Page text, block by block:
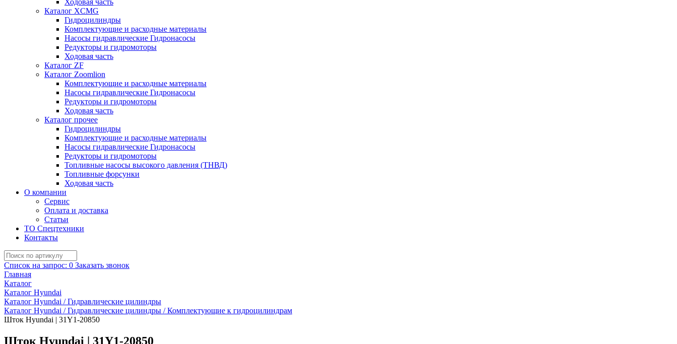
Ходовая часть
Каталог XCMG
Гидроцилиндры
Комплектующие и расходные материалы
Насосы гидравлические Гидронасосы
Редукторы и гидромоторы
Ходовая часть
Каталог ZF
Каталог Zoomlion
Комплектующие и расходные материалы
Насосы гидравлические Гидронасосы
Редукторы и гидромоторы
Ходовая часть
Каталог прочее
Гидроцилиндры
Комплектующие и расходные материалы
Насосы гидравлические Гидронасосы
Редукторы и гидромоторы
Топливные насосы высокого давления (ТНВД)
Топливные форсунки
Ходовая часть
О компании
Сервис
Оплата и доставка
Статьи
ТО Спецтехники
Контакты
Список на запрос: 0 Заказать звонок
Главная
Каталог
Каталог Hyundai
Каталог Hyundai / Гидравлические цилиндры
Каталог Hyundai / Гидравлические цилиндры / Комплектующие к гидроцилиндрам
Шток Hyundai | 31Y1-20850
Шток Hyundai | 31Y1-20850